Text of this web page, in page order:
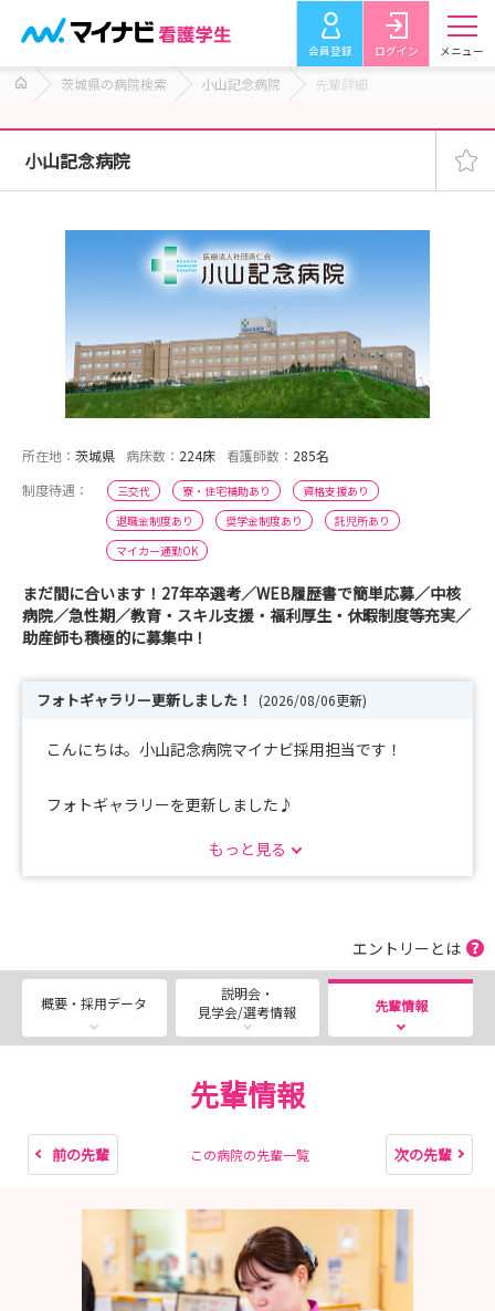
会員登録 ログイン メニュー
茨城県の病院検索 小山記念病院 先輩詳細
小山記念病院
所在地： 茨城県 病床数： 224床 看護師数： 285名
制度待遇：
三交代 寮・住宅補助あり
資格支援あり
退職金制度あり
奨学金制度あり
託児所あり
マイカー通勤OK
まだ間に合います！27年卒選考／WEB履歴書で簡単応募／中核
病院／急性期／教育・スキル支援・福利厚生・休暇制度等充実／
助産師も積極的に募集中！
フォトギャラリー更新しました！ (2026/08/06更新)
こんにちは。小山記念病院マイナビ採用担当です！
フォトギャラリーを更新しました♪
※Web就職説明会は各回１名の制限をかけております。
お友達と一緒に聞きたいなどご希望がある場合はご連絡く
もっと見る
エントリーとは
概要・採用データ
説明会・
見学会/選考情報
先輩情報
先輩情報
前の先輩 この病院の先輩一覧 次の先輩